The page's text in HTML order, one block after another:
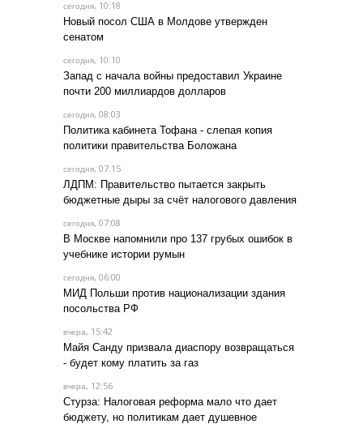
сегодня, 10:18
Новый посол США в Молдове утвержден
сенатом
сегодня, 10:10
Запад с начала войны предоставил Украине
почти 200 миллиардов долларов
сегодня, 08:03
Политика кабинета Тофана - слепая копия
политики правительства Боложана
сегодня, 07:15
ЛДПМ: Правительство пытается закрыть
бюджетные дыры за счёт налогового давления
сегодня, 07:08
В Москве напомнили про 137 грубых ошибок в
учебнике истории румын
сегодня, 06:00
МИД Польши против национализации здания
посольства РФ
вчера, 15:42
Майя Санду призвала диаспору возвращаться
- будет кому платить за газ
вчера, 12:56
Стурза: Налоговая реформа мало что дает
бюджету, но политикам дает душевное